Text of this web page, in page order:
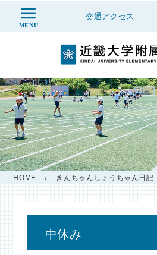
MENU
交通アクセス
HOME › きんちゃんしょうちゃん日記
中休み